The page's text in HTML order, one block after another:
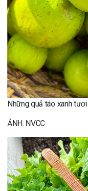
Những quả táo xanh
ẢNH: NVCC